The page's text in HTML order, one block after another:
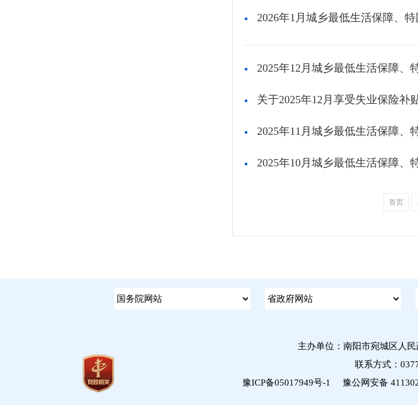
2026年1月城乡最低生活保障、
2025年12月城乡最低生活保障、
关于2025年12月享受失业保险补
2025年11月城乡最低生活保障、
2025年10月城乡最低生活保障、
首页
主办单位：南阳市宛城区人
联系方式：
豫ICP备05017949号-1
豫公网安备